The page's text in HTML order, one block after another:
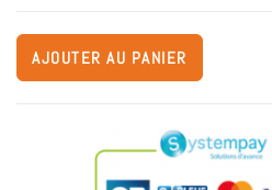
AJOUTER AU PANIER